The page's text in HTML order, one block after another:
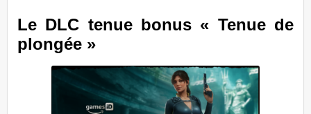
Le DLC tenue bonus « Tenue de
plongée »